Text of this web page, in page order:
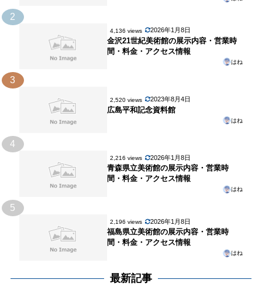
2
4,136 views 2026年1月8日
金沢21世紀美術館の展示内容・営業時
間・料金・アクセス情報
はね
3
2,520 views 2023年8月4日
広島平和記念資料館
はね
4
2,216 views 2026年1月8日
青森県立美術館の展示内容・営業時
間・料金・アクセス情報
はね
5
2,196 views 2026年1月8日
福島県立美術館の展示内容・営業時
間・料金・アクセス情報
はね
最新記事